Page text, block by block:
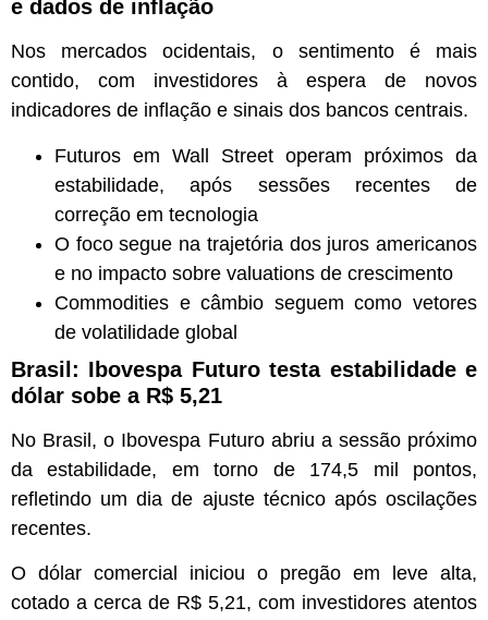
e dados de inflação
Nos mercados ocidentais, o sentimento é mais
contido, com investidores à espera de novos
indicadores de inflação e sinais dos bancos centrais.
Futuros em Wall Street operam próximos da
estabilidade, após sessões recentes de
correção em tecnologia
O foco segue na trajetória dos juros americanos
e no impacto sobre valuations de crescimento
Commodities e câmbio seguem como vetores
de volatilidade global
Brasil: Ibovespa Futuro testa estabilidade e
dólar sobe a R$ 5,21
No Brasil, o Ibovespa Futuro abriu a sessão próximo
da estabilidade, em torno de 174,5 mil pontos,
refletindo um dia de ajuste técnico após oscilações
recentes.
O dólar comercial iniciou o pregão em leve alta,
cotado a cerca de R$ 5,21, com investidores atentos